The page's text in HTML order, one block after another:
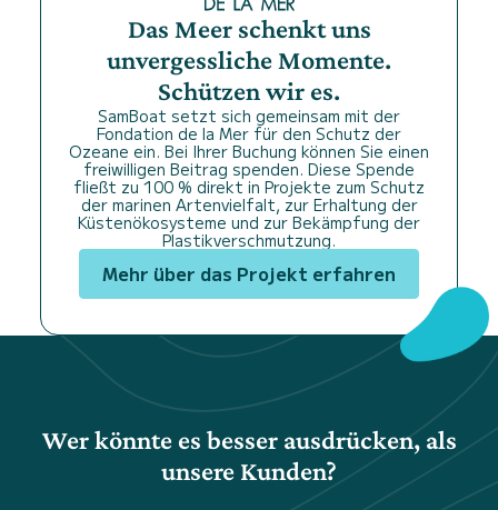
Das Meer schenkt uns
unvergessliche Momente.
Schützen wir es.
SamBoat setzt sich gemeinsam mit der
Fondation de la Mer für den Schutz der
Ozeane ein. Bei Ihrer Buchung können Sie einen
freiwilligen Beitrag spenden. Diese Spende
fließt zu 100 % direkt in Projekte zum Schutz
der marinen Artenvielfalt, zur Erhaltung der
Küstenökosysteme und zur Bekämpfung der
Plastikverschmutzung.
Mehr über das Projekt erfahren
Wer könnte es besser ausdrücken, als
unsere Kunden?